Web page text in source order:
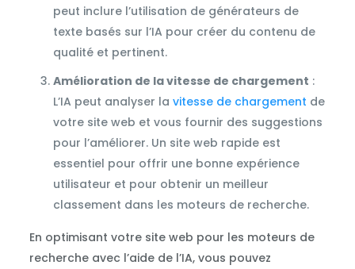
peut inclure l’utilisation de générateurs de
texte basés sur l’IA pour créer du contenu de
qualité et pertinent.
Amélioration de la vitesse de chargement :
L’IA peut analyser la vitesse de chargement de
votre site web et vous fournir des suggestions
pour l’améliorer. Un site web rapide est
essentiel pour offrir une bonne expérience
utilisateur et pour obtenir un meilleur
classement dans les moteurs de recherche.
En optimisant votre site web pour les moteurs de
recherche avec l’aide de l’IA, vous pouvez